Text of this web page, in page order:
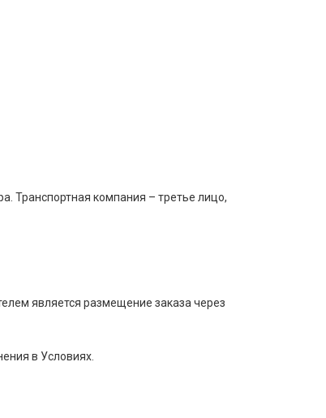
Транспортная компания – третье лицо,
является размещение заказа через
в Условиях.